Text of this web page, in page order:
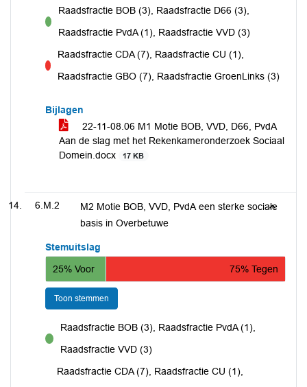
voor
Raadsfractie BOB (3), Raadsfractie D66 (3),
Raadsfractie PvdA (1), Raadsfractie VVD (3)
tegen
Raadsfractie CDA (7), Raadsfractie CU (1),
Raadsfractie GBO (7), Raadsfractie GroenLinks (3)
Bijlagen
22-11-08.06 M1 Motie BOB, VVD, D66, PvdA
Aan de slag met het Rekenkameronderzoek Sociaal
Domein.docx
17 KB
6.M.2
M2 Motie BOB, VVD, PvdA een sterke sociale
basis in Overbetuwe
Stemuitslag
25% Voor
75% Tegen
Toon stemmen
voor
Raadsfractie BOB (3), Raadsfractie PvdA (1),
Raadsfractie VVD (3)
Raadsfractie CDA (7), Raadsfractie CU (1),